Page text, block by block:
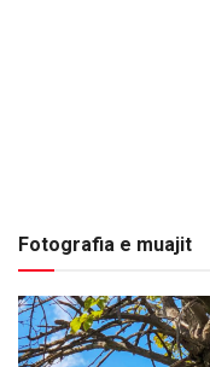
Fotografia e muajit